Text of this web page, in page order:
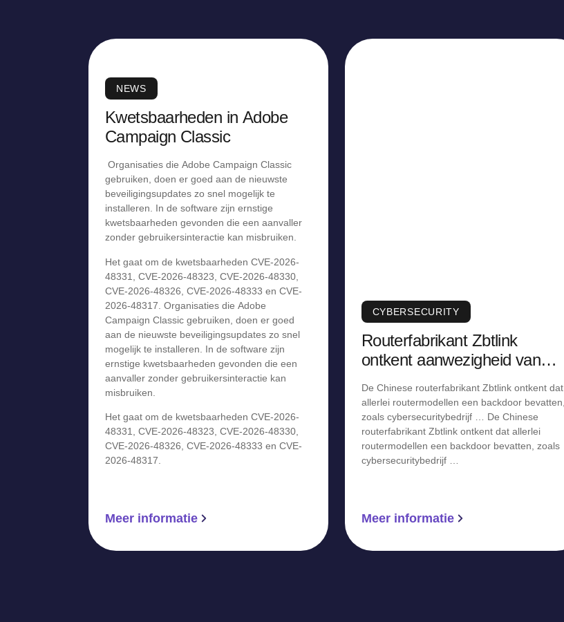
NEWS
Kwetsbaarheden in Adobe
Campaign Classic
Organisaties die Adobe Campaign Classic
gebruiken, doen er goed aan de nieuwste
beveiligingsupdates zo snel mogelijk te
installeren. In de software zijn ernstige
kwetsbaarheden gevonden die een aanvaller
zonder gebruikersinteractie kan misbruiken.
Het gaat om de kwetsbaarheden CVE-2026-
48331, CVE-2026-48323, CVE-2026-48330,
CVE-2026-48326, CVE-2026-48333 en CVE-
2026-48317. Organisaties die Adobe
Campaign Classic gebruiken, doen er goed
aan de nieuwste beveiligingsupdates zo snel
mogelijk te installeren. In de software zijn
ernstige kwetsbaarheden gevonden die een
aanvaller zonder gebruikersinteractie kan
misbruiken.
Het gaat om de kwetsbaarheden CVE-2026-
48331, CVE-2026-48323, CVE-2026-48330,
CVE-2026-48326, CVE-2026-48333 en CVE-
2026-48317.
Meer informatie
CYBERSECURITY
Routerfabrikant Zbtlink
ontkent aanwezigheid van
De Chinese routerfabrikant Zbtlink ontkent dat
allerlei routermodellen een backdoor bevatten,
zoals cybersecuritybedrijf … De Chinese
routerfabrikant Zbtlink ontkent dat allerlei
routermodellen een backdoor bevatten, zoals
cybersecuritybedrijf …
Meer informatie